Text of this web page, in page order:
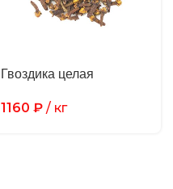
Гвоздика целая
1160 ₽ / кг